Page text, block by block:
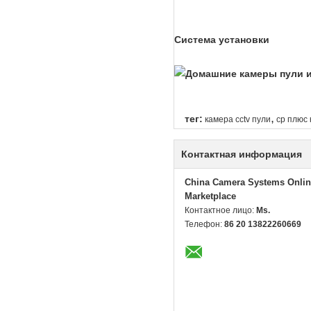
Система установки
тег: камера cctv пули, cp плюс
Контактная информация
China Camera Systems
Marketplace
Контактное лицо: Ms.
Телефон: 86 20 13822260669